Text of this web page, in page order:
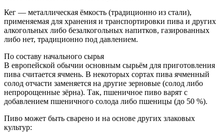
Кег — металлическая ёмкость (традиционно из стали),
применяемая для хранения и транспортировки пива и других
алкогольных либо безалкогольных напитков, газированных
либо нет, традиционно под давлением.
По составу начального сырья
В европейской обычии основным сырьём для приготовления
пива считается ячмень. В некоторых сортах пива ячменный
солод отчасти заменяется на другие зерновые (солод либо
непророщенные зёрна). Так, пшеничное пиво варят с
добавлением пшеничного солода либо пшеницы (до 50 %).
Пиво может быть сварено и на основе других злаковых
культур: